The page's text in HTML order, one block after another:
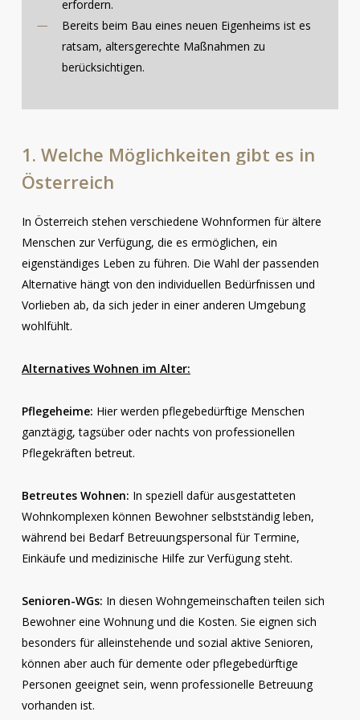
erfordern.
Bereits beim Bau eines neuen Eigenheims ist es
ratsam, altersgerechte Maßnahmen zu
berücksichtigen.
1. Welche Möglichkeiten gibt es in
Österreich
In Österreich stehen verschiedene Wohnformen für ältere
Menschen zur Verfügung, die es ermöglichen, ein
eigenständiges Leben zu führen. Die Wahl der passenden
Alternative hängt von den individuellen Bedürfnissen und
Vorlieben ab, da sich jeder in einer anderen Umgebung
wohlfühlt.
Alternatives Wohnen im Alter:
Pflegeheime: Hier werden pflegebedürftige Menschen
ganztägig, tagsüber oder nachts von professionellen
Pflegekräften betreut.
Betreutes Wohnen: In speziell dafür ausgestatteten
Wohnkomplexen können Bewohner selbstständig leben,
während bei Bedarf Betreuungspersonal für Termine,
Einkäufe und medizinische Hilfe zur Verfügung steht.
Senioren-WGs: In diesen Wohngemeinschaften teilen sich
Bewohner eine Wohnung und die Kosten. Sie eignen sich
besonders für alleinstehende und sozial aktive Senioren,
können aber auch für demente oder pflegebedürftige
Personen geeignet sein, wenn professionelle Betreuung
vorhanden ist.